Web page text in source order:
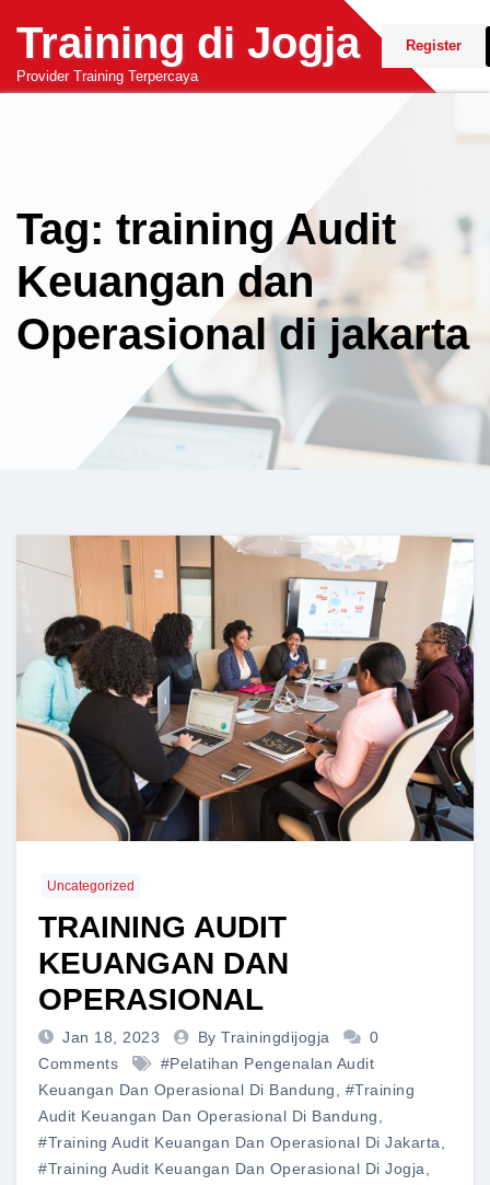
content
Training di Jogja
Provider Training Terpercaya
Register
Tag: training Audit
Keuangan dan
Operasional di jakarta
Uncategorized
TRAINING AUDIT
KEUANGAN DAN
OPERASIONAL
Jan 18, 2023 By Trainingdijogja
0
Comments
#pelatihan Pengenalan Audit
Keuangan Dan Operasional Di Bandung, #training
Audit Keuangan Dan Operasional Di Bandung,
#training Audit Keuangan Dan Operasional Di Jakarta,
#training Audit Keuangan Dan Operasional Di Jogja,